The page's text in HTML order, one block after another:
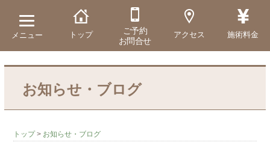
メニュー トップ
ご予約
お問合せ
アクセス 施術料金
お知らせ・ブログ
トップ> お知らせ・ブログ